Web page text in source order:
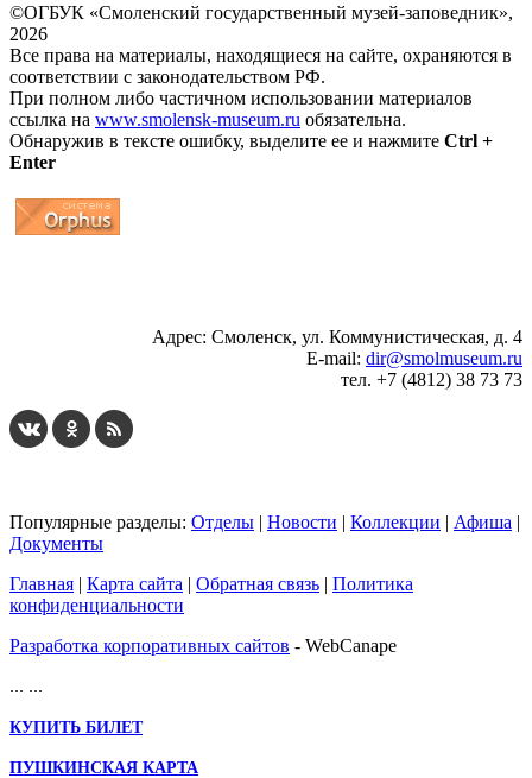
©ОГБУК «Смоленский государственный музей-заповедник»,
2026
Все права на материалы, находящиеся на сайте, охраняются в
соответствии с законодательством РФ.
При полном либо частичном использовании материалов
ссылка на www.smolensk-museum.ru обязательна.
Обнаружив в тексте ошибку, выделите ее и нажмите Ctrl +
Enter
Адрес: Смоленск, ул. Коммунистическая, д. 4
E-mail: dir@smolmuseum.ru
тел. +7 (4812) 38 73 73
Популярные разделы: Отделы | Новости | Коллекции | Афиша |
Документы
Главная | Карта сайта | Обратная связь | Политика
конфиденциальности
Разработка корпоративных сайтов - WebCanape
... ...
КУПИТЬ БИЛЕТ
ПУШКИНСКАЯ КАРТА